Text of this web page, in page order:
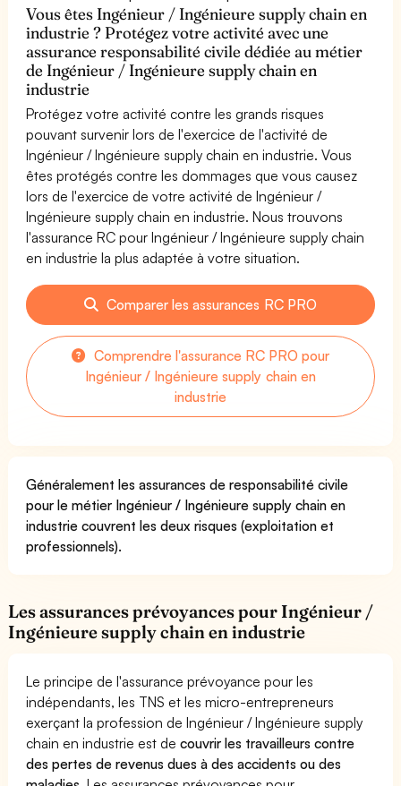
Vous êtes Ingénieur / Ingénieure supply chain en
industrie ? Protégez votre activité avec une
assurance responsabilité civile dédiée au métier
de Ingénieur / Ingénieure supply chain en
industrie
Protégez votre activité contre les grands risques
pouvant survenir lors de l'exercice de l'activité de
Ingénieur / Ingénieure supply chain en industrie. Vous
êtes protégés contre les dommages que vous causez
lors de l'exercice de votre activité de Ingénieur /
Ingénieure supply chain en industrie. Nous trouvons
l'assurance RC pour Ingénieur / Ingénieure supply chain
en industrie la plus adaptée à votre situation.
Comparer les assurances RC PRO
Comprendre l'assurance RC PRO pour
Ingénieur / Ingénieure supply chain en
industrie
Généralement les assurances de responsabilité civile
pour le métier Ingénieur / Ingénieure supply chain en
industrie couvrent les deux risques (exploitation et
professionnels).
Les assurances prévoyances pour Ingénieur /
Ingénieure supply chain en industrie
Le principe de l'assurance prévoyance pour les
indépendants, les TNS et les micro-entrepreneurs
exerçant la profession de Ingénieur / Ingénieure supply
chain en industrie est decouvrir les travailleurs contre
des pertes de revenus dues à des accidents ou des